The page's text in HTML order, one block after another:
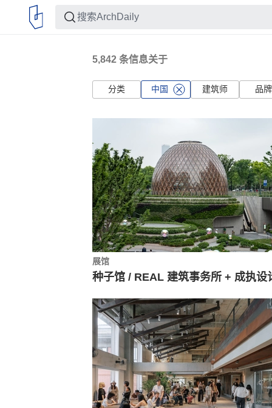
5,842 条信息关于
分类 中国 建筑师 品牌
展馆
种子馆 / REAL 建筑事务所 + 成执设